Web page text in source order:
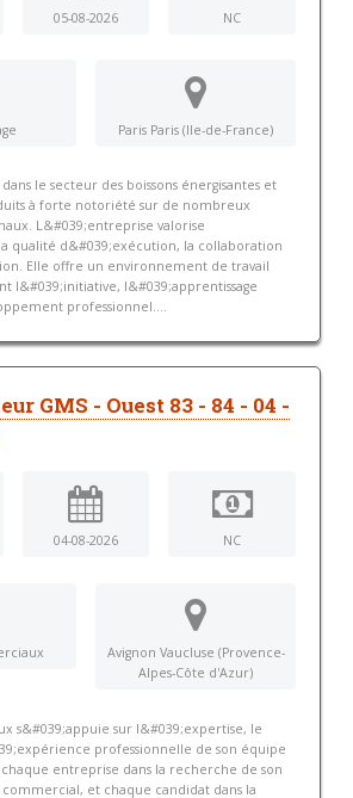
05-08-2026 NC
Paris Paris (Ile-de-France)
le secteur des boissons énergisantes et
à forte notoriété sur de nombreux
L&#039;entreprise valorise
qualité d&#039;exécution, la collaboration
Elle offre un environnement de travail
l&#039;initiative, l&#039;apprentissage
professionnel....
GMS - Ouest 83 - 84 - 04 -
04-08-2026 NC
Avignon Vaucluse (Provence-
Alpes-Côte d'Azur)
s&#039;appuie sur l&#039;expertise, le
professionnelle de son équipe
entreprise dans la recherche de son
et chaque candidat dans la